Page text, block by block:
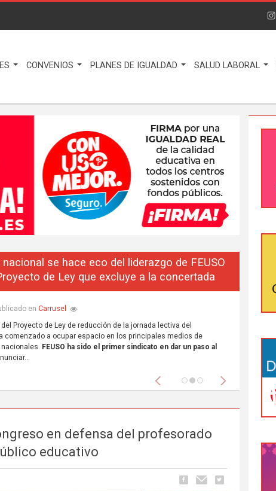
CONVENIOS PLANES DE IGUALDAD SALUD LABORAL
nacional se hace eco del liderazgo de FEUSO
de Ley que excluye a la concertada
en Carrusel
Proyecto de Ley de reducción de la jornada lectiva del
comenzado a ocupar espacio en los principales medios de
FEUSO ha sido el primer sindicato en dar un paso al
Anterior Siguiente
en defensa del profesorado
educativo